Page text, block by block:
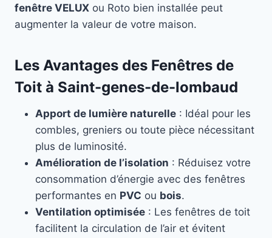
fenêtre VELUX ou Roto bien installée peut
augmenter la valeur de votre maison.
Les Avantages des Fenêtres de
Toit à Saint-genes-de-lombaud
Apport de lumière naturelle : Idéal pour les
combles, greniers ou toute pièce nécessitant
plus de luminosité.
Amélioration de l’isolation : Réduisez votre
consommation d’énergie avec des fenêtres
performantes en PVC ou bois.
Ventilation optimisée : Les fenêtres de toit
facilitent la circulation de l’air et évitent